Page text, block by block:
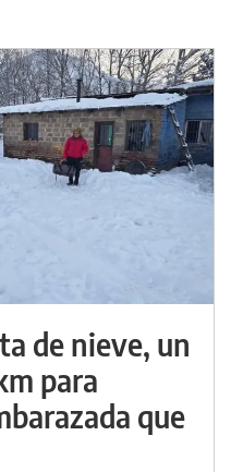
de nieve, un
para
que